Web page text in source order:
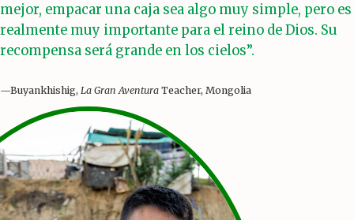
mejor, empacar una caja sea algo muy simple, pero es
realmente muy importante para el reino de Dios. Su
recompensa será grande en los cielos”.
—Buyankhishig, La Gran Aventura Teacher, Mongolia